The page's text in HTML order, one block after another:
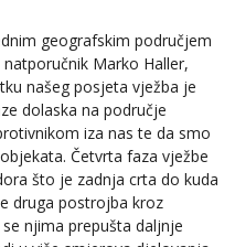
geografskim područjem
Marko Haller,
našeg posjeta vježba je
dolaska na područje
iza nas te da smo
Četvrta faza vježbe
što je zadnja crta do kuda
druga postrojba kroz
njima prepušta daljnje